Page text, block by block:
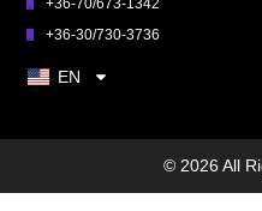
+36-30/730-3736
EN
© 2026 All